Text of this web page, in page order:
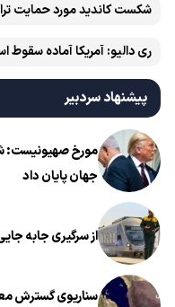
شکست کاندید مورد حمایت
ری دالیو: آمریکا آماده سقوط
پیشنهاد سردبیر
مورخ صهیونیست:
جهان پایان داد
از سرگیری جابه
سناریوی گسترش